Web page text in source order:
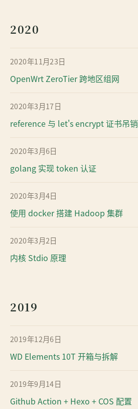
2020
2020年11月23日
OpenWrt ZeroTier 跨地区组网
2020年3月17日
reference 与 let's encrypt 证书吊销
2020年3月6日
golang 实现 token 认证
2020年3月4日
使用 docker 搭建 Hadoop 集群
2020年3月2日
内核 Stdio 原理
2019
2019年12月6日
WD Elements 10T 开箱与拆解
2019年9月14日
Github Action + Hexo + COS 配置